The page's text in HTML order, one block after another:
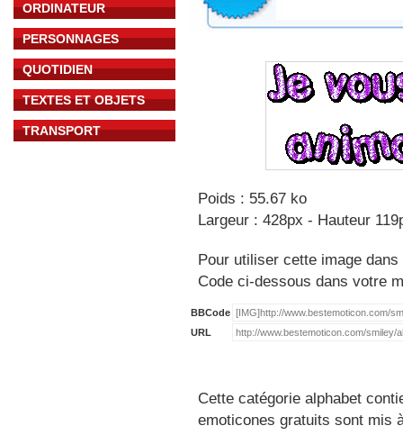
ORDINATEUR
PERSONNAGES
QUOTIDIEN
TEXTES ET OBJETS
TRANSPORT
Poids : 55.67 ko
Largeur : 428px - Hauteur
Pour utiliser cette image
Code ci-dessous dans votre
BBCode
URL
Cette catégorie alphabet
emoticones gratuits sont mis